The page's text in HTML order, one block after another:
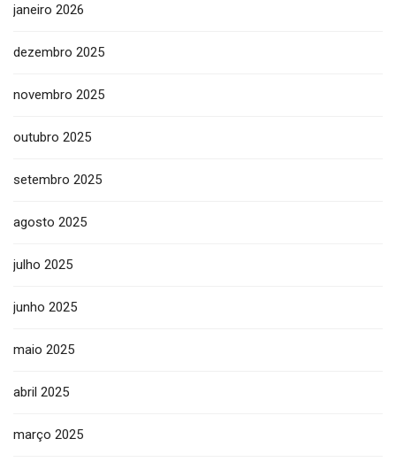
janeiro 2026
dezembro 2025
novembro 2025
outubro 2025
setembro 2025
agosto 2025
julho 2025
junho 2025
maio 2025
abril 2025
março 2025